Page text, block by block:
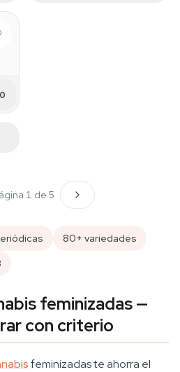
1 de 5
80+ variedades
feminizadas —
con criterio
feminizadas te ahorra el